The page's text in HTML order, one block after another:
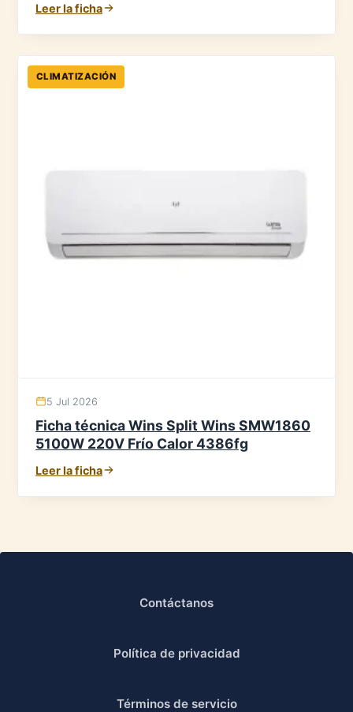
Leer la ficha
CLIMATIZACIÓN
5 Jul 2026
Ficha técnica Wins Split Wins SMW1860
5100W 220V Frío Calor 4386fg
Leer la ficha
Contáctanos
Política de privacidad
Términos de servicio